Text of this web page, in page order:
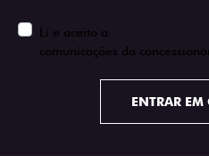
Li e aceito a
comunicações da
ENTRAR EM